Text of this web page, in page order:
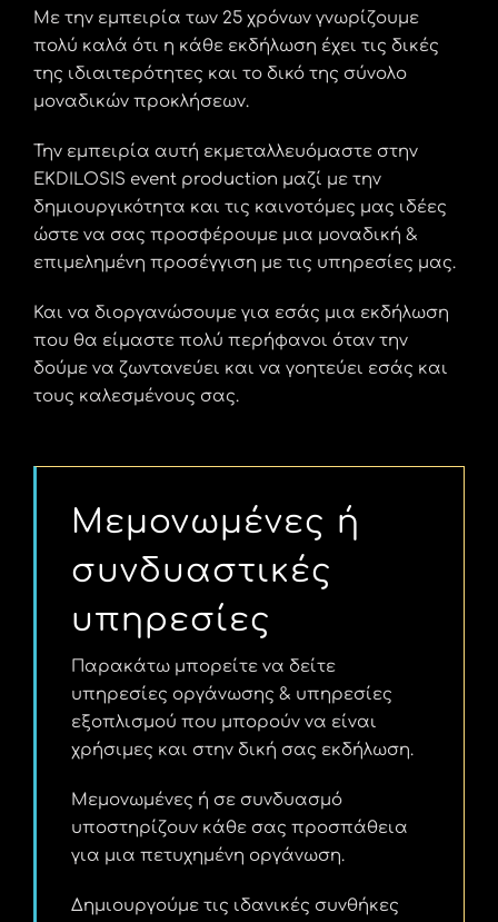
Με την εμπειρία των 25 χρόνων γνωρίζουμε
πολύ καλά ότι η κάθε εκδήλωση έχει τις δικές
της ιδιαιτερότητες και το δικό της σύνολο
μοναδικών προκλήσεων.
Την εμπειρία αυτή εκμεταλλευόμαστε στην
EKDILOSIS event production μαζί με την
δημιουργικότητα και τις καινοτόμες μας ιδέες
ώστε να σας προσφέρουμε μια μοναδική &
επιμελημένη προσέγγιση με τις υπηρεσίες μας.
Και να διοργανώσουμε για εσάς μια εκδήλωση
που θα είμαστε πολύ περήφανοι όταν την
δούμε να ζωντανεύει και να γοητεύει εσάς και
τους καλεσμένους σας.
Μεμονωμένες ή
συνδυαστικές
υπηρεσίες
Παρακάτω μπορείτε να δείτε
υπηρεσίες οργάνωσης & υπηρεσίες
εξοπλισμού που μπορούν να είναι
χρήσιμες και στην δική σας εκδήλωση.
Μεμονωμένες ή σε συνδυασμό
υποστηρίζουν κάθε σας προσπάθεια
για μια πετυχημένη οργάνωση.
Δημιουργούμε τις ιδανικές συνθήκες